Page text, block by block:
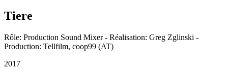
Tiere
Rôle: Production Sound Mixer - Réalisation: Greg Zglinski -
Production: Tellfilm, coop99 (AT)
2017